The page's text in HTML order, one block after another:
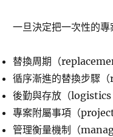
一旦決定把一次性的專
替換周期（
循序漸進的替換步驟
後勤與存放（logistics
專案附屬事項（
管理衡量機制（